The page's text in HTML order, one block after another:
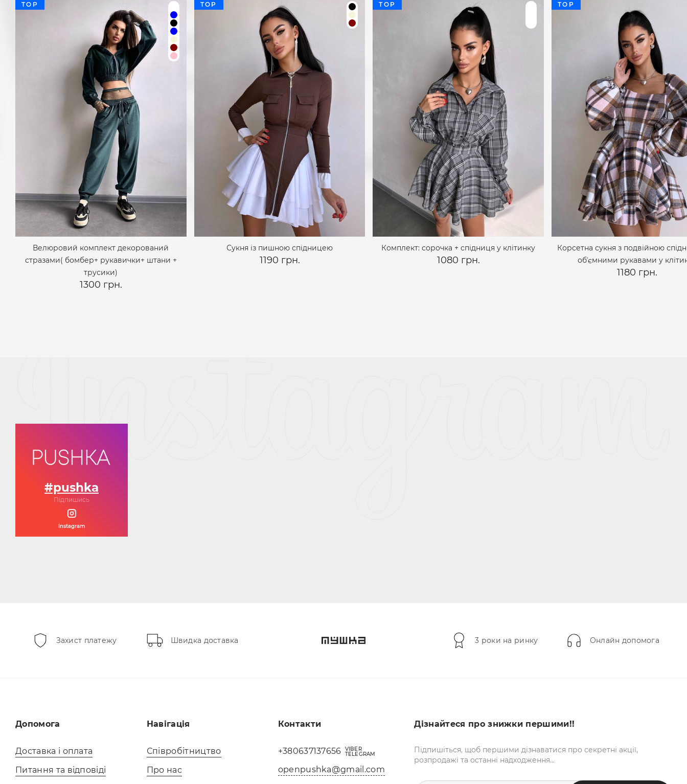
TOP
Велюровий комплект декорований
стразами( бомбер+ рукавички+ штани +
трусики)
1300 грн.
TOP
Сукня із пишною спідницею
1190 грн.
TOP
Комплект: сорочка + спідниця у клітинку
1080 грн.
TOP
Корсетна сукня з подвійною
обʼємними рукавами у
1180 грн.
#pushka
Підпишись
Instagram
Захист платежу Швидка доставка 3 роки на ринку Онлайн допомога
Допомога
Доставка і оплата
Питання та відповіді
Навігація
Співробітництво
Про нас
Контакти
+380637137656 VIBER
TELEGRAM
openpushka@gmail.com
Дізнайтеся про знижки першими!!
Підпишіться, щоб першими дізнаватися про секретні акції,
розпродажі та останні надходження...